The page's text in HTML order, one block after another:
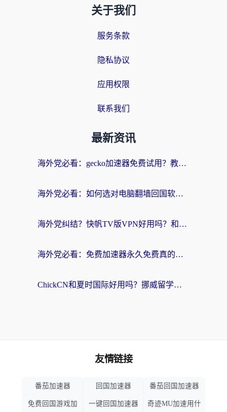
关于我们
服务条款
隐私协议
应用权限
联系我们
最新资讯
海外党必看：gecko加速器免费试用？教你选对回国加速器，无缝刷国内剧玩游戏
海外党必看：如何选对电脑翻墙回国软件，轻松解锁国内资源？
海外党纠结？快帆TV版VPN好用吗？和扇贝手游VPN对比哪个回国效果更好？
海外党必看：免费加速器永久免费真的存在吗？教你选对回国加速器无缝刷国内资源
ChickCN和夏时国际好用吗？挪威留学生亲测3款回国加速器，附穿梭和加速喵对比指南
友情链接
番茄加速器 回国加速器 番茄回国加速器
免费回国游戏加 一键回国加速器 奇迹MU加速用什